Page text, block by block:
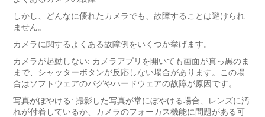
しかし、どんなに優れたカメラでも、故障することは避けられ
ません。
カメラに関するよくある故障例をいくつか挙げます。
カメラが起動しない: カメラアプリを開いても画面が真っ黒のま
まで、シャッターボタンが反応しない場合があります。この場
合はソフトウェアのバグやハードウェアの故障が原因です。
写真がぼやける: 撮影した写真が常にぼやける場合、レンズに汚
れが付着しているか、カメラのフォーカス機能に問題がある可